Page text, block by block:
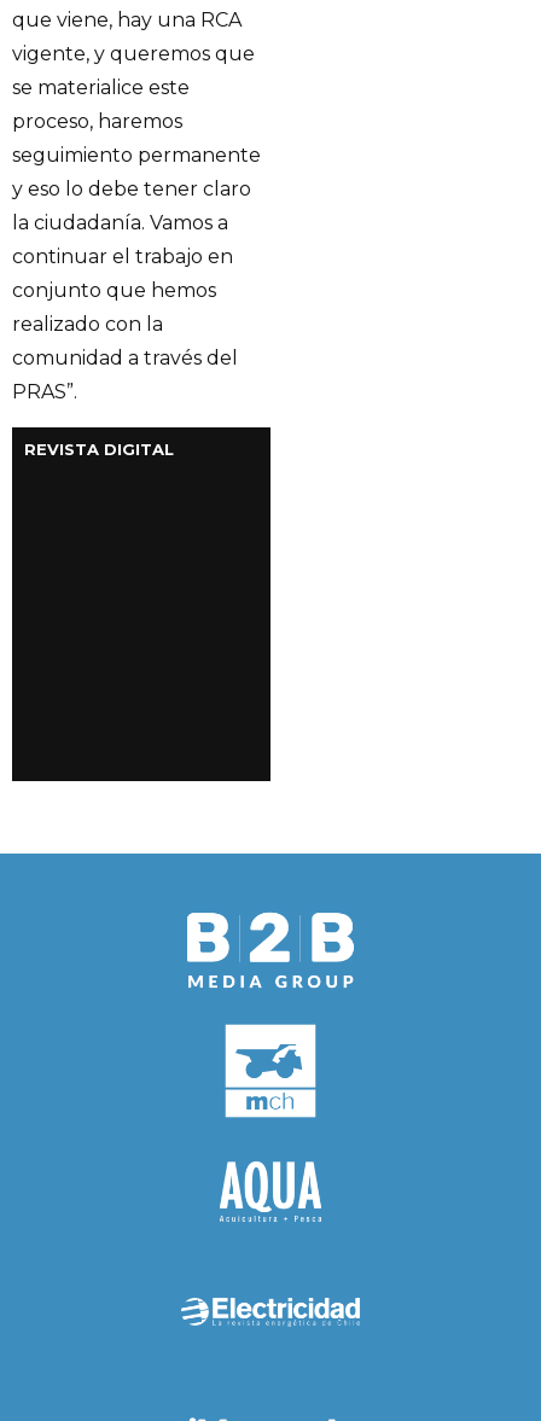
que viene, hay una RCA
vigente, y queremos que
se materialice este
proceso, haremos
seguimiento permanente
y eso lo debe tener claro
la ciudadanía. Vamos a
continuar el trabajo en
conjunto que hemos
realizado con la
comunidad a través del
PRAS”.
REVISTA DIGITAL